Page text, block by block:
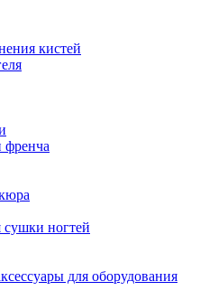
кистей
френча
ногтей
для оборудования